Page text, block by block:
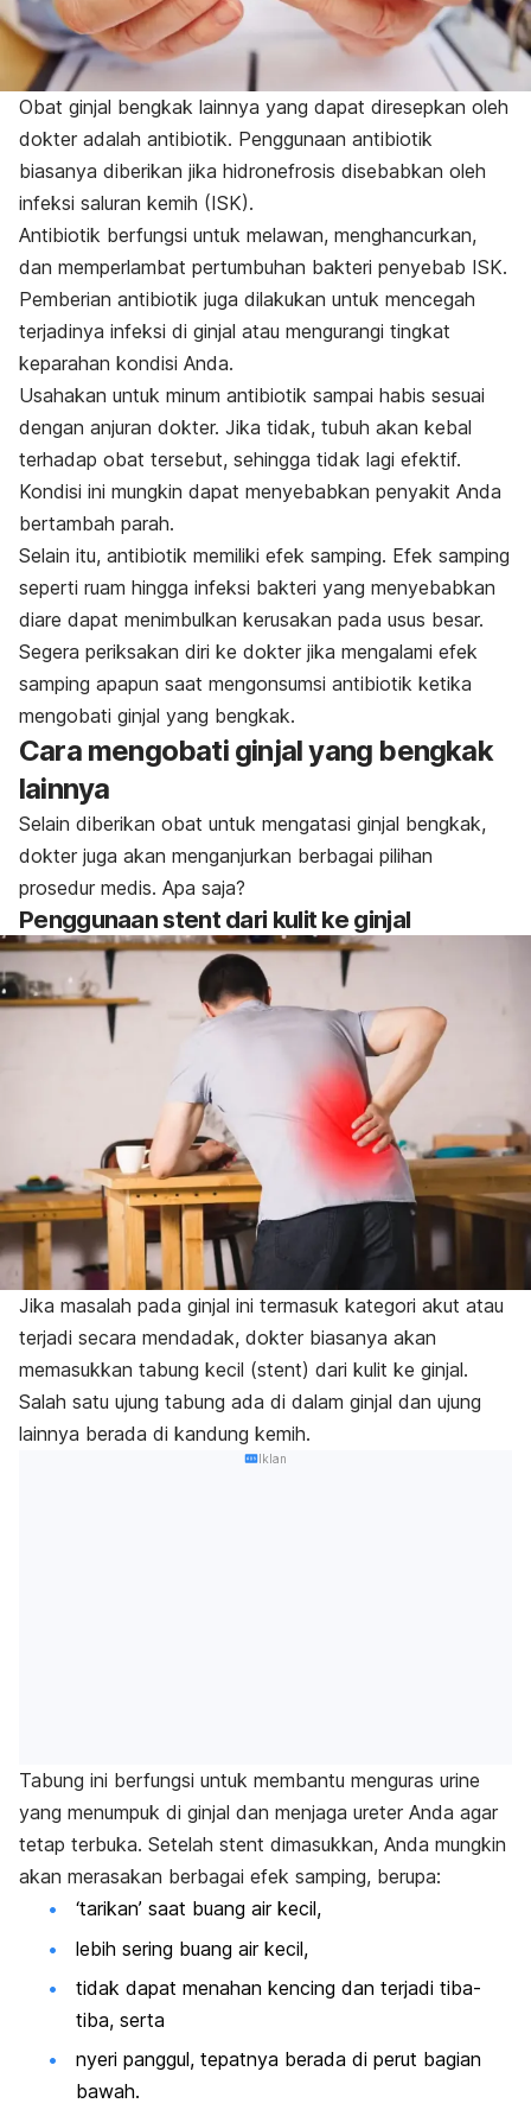
Obat ginjal bengkak lainnya yang dapat diresepkan oleh
dokter adalah antibiotik. Penggunaan antibiotik
biasanya diberikan jika hidronefrosis disebabkan oleh
infeksi saluran kemih (ISK).
Antibiotik berfungsi untuk melawan, menghancurkan,
dan memperlambat pertumbuhan bakteri penyebab ISK.
Pemberian antibiotik juga dilakukan untuk mencegah
terjadinya infeksi di ginjal atau mengurangi tingkat
keparahan kondisi Anda.
Usahakan untuk minum antibiotik sampai habis sesuai
dengan anjuran dokter. Jika tidak, tubuh akan kebal
terhadap obat tersebut, sehingga tidak lagi efektif.
Kondisi ini mungkin dapat menyebabkan penyakit Anda
bertambah parah.
Selain itu, antibiotik memiliki efek samping. Efek samping
seperti ruam hingga infeksi bakteri yang menyebabkan
diare dapat menimbulkan kerusakan pada usus besar.
Segera periksakan diri ke dokter jika mengalami efek
samping apapun saat mengonsumsi antibiotik ketika
mengobati ginjal yang bengkak.
Cara mengobati ginjal yang bengkak
lainnya
Selain diberikan obat untuk mengatasi ginjal bengkak,
dokter juga akan menganjurkan berbagai pilihan
prosedur medis. Apa saja?
Penggunaan stentdari kulit ke ginjal
Jika masalah pada ginjal ini termasuk kategori akut atau
terjadi secara mendadak, dokter biasanya akan
memasukkan tabung kecil (stent) dari kulit ke ginjal.
Salah satu ujung tabung ada di dalam ginjal dan ujung
lainnya berada di kandung kemih.
Iklan
Tabung ini berfungsi untuk membantu menguras urine
yang menumpuk di ginjal dan menjaga ureter Anda agar
tetap terbuka. Setelah stent dimasukkan, Anda mungkin
akan merasakan berbagai efek samping, berupa:
‘tarikan’ saat buang air kecil,
lebih sering buang air kecil,
tidak dapat menahan kencing dan terjadi tiba-
tiba, serta
nyeri panggul, tepatnya berada di perut bagian
bawah.